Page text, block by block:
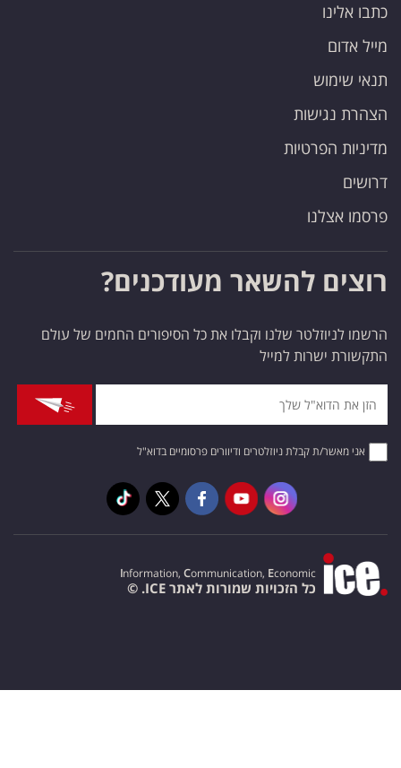
כתבו אלינו
מייל אדום
תנאי שימוש
הצהרת נגישות
מדיניות הפרטיות
דרושים
פרסמו אצלנו
רוצים להשאר מעודכנים?
הרשמו לניוזלטר שלנו וקבלו את כל הסיפורים החמים של עולם
התקשורת ישרות למייל
אני מאשר/ת קבלת ניוזלטרים ודיוורים פרסומיים בדוא"ל
Information, Communication, Economic
כל הזכויות שמורות לאתר ICE. ©